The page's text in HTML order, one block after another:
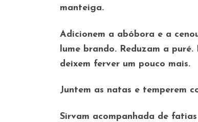
manteiga.
Adicionem a abóbora e a
lume brando. Reduzam a
deixem ferver um pouco mais.
Juntem as natas e temperem
Sirvam acompanhada de